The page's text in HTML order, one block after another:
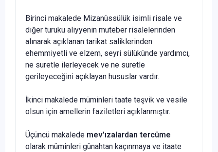
Birinci makalede Mizanüssülük isimli risale ve
diğer turuku aliyyenin muteber risalelerinden
alınarak açıklanan tarikat saliklerinden
ehemmiyetli ve elzem, seyri sülükünde yardımcı,
ne suretle ilerleyecek ve ne suretle
gerileyeceğini açıklayan hususlar vardır.
İkinci makalede müminleri taate teşvik ve vesile
olsun için amellerin faziletleri açıklanmıştır.
Üçüncü makalede mev'ızalardan tercüme
olarak müminleri günahtan kaçınmaya ve itaate